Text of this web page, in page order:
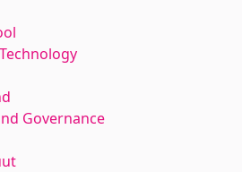
Governance